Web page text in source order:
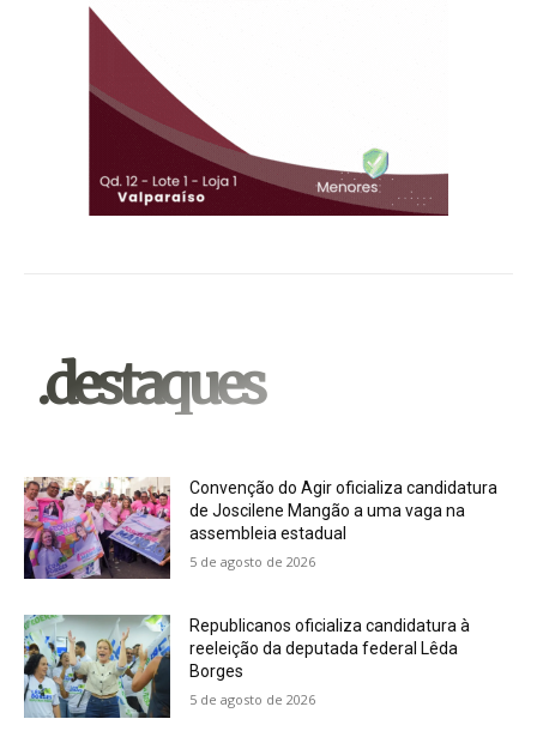
.destaques
Convenção do Agir oficializa candidatura
de Joscilene Mangão a uma vaga na
assembleia estadual
5 de agosto de 2026
Republicanos oficializa candidatura à
reeleição da deputada federal Lêda
Borges
5 de agosto de 2026